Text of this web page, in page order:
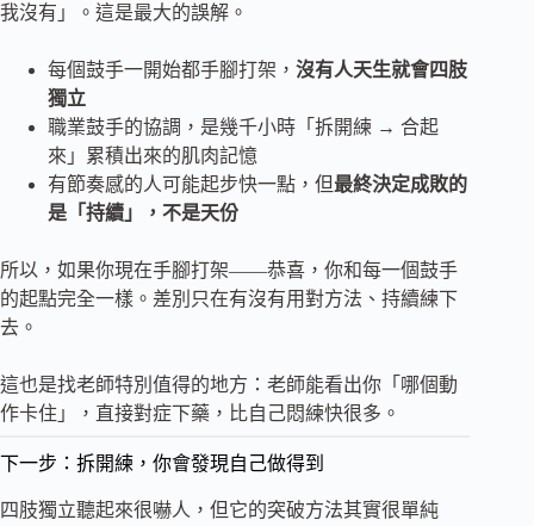
我沒有」。這是最大的誤解。
每個鼓手一開始都手腳打架， 沒有人天生就會四肢
獨立
職業鼓手的協調，是幾千小時「拆開練 → 合起
來」累積出來的肌肉記憶
有節奏感的人可能起步快一點，但最終決定成敗的
是「持續」，不是天份
所以，如果你現在手腳打架——恭喜，你和每一個鼓手
的起點完全一樣。差別只在有沒有用對方法、持續練下
去。
這也是找老師特別值得的地方：老師能看出你「哪個動
作卡住」，直接對症下藥，比自己悶練快很多。
下一步：拆開練，你會發現自己做得到
四肢獨立聽起來很嚇人，但它的突破方法其實很單純